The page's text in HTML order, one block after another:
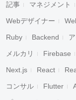
記事 マネジメント
Webデザイナー
Ruby Backend
メルカリ Firebase
Next.js React
コンサル Flutter